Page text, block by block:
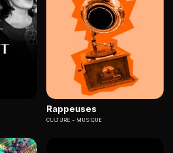
Rappeuses
CULTURE MUSIQUE